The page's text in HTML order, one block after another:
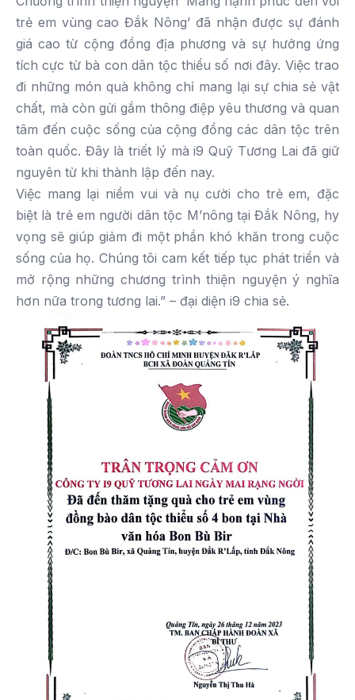
trẻ em vùng cao Đắk Nông’ đã nhận được sự đánh
giá cao từ cộng đồng địa phương và sự hưởng ứng
tích cực từ bà con dân tộc thiểu số nơi đây. Việc trao
đi những món quà không chỉ mang lại sự chia sẻ vật
chất, mà còn gửi gắm thông điệp yêu thương và quan
tâm đến cuộc sống của cộng đồng các dân tộc trên
toàn quốc. Đây là triết lý mà i9 Quỹ Tương Lai đã giữ
nguyên từ khi thành lập đến nay.
Việc mang lại niềm vui và nụ cười cho trẻ em, đặc
biệt là trẻ em người dân tộc M’nông tại Đắk Nông, hy
vọng sẽ giúp giảm đi một phần khó khăn trong cuộc
sống của họ. Chúng tôi cam kết tiếp tục phát triển và
mở rộng những chương trình thiện nguyện ý nghĩa
hơn nữa trong tương lai.” – đại diện i9 chia sẻ.